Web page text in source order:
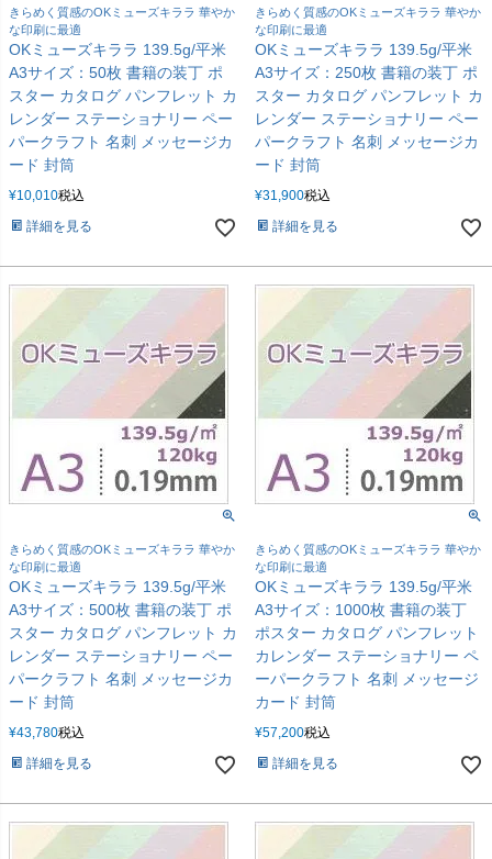
きらめく質感のOKミューズキララ 華やか
な印刷に最適
OKミューズキララ 139.5g/平米
A3サイズ：50枚 書籍の装丁 ポ
スター カタログ パンフレット カ
レンダー ステーショナリー ペー
パークラフト 名刺 メッセージカ
ード 封筒
¥10,010税込
詳細を見る
きらめく質感のOKミューズキララ 華やか
な印刷に最適
OKミューズキララ 139.5g/平米
A3サイズ：250枚 書籍の装丁 ポ
スター カタログ パンフレット カ
レンダー ステーショナリー ペー
パークラフト 名刺 メッセージカ
ード 封筒
¥31,900税込
詳細を見る
きらめく質感のOKミューズキララ 華やか
な印刷に最適
OKミューズキララ 139.5g/平米
A3サイズ：500枚 書籍の装丁 ポ
スター カタログ パンフレット カ
レンダー ステーショナリー ペー
パークラフト 名刺 メッセージカ
ード 封筒
¥43,780税込
詳細を見る
きらめく質感のOKミューズキララ 華やか
な印刷に最適
OKミューズキララ 139.5g/平米
A3サイズ：1000枚 書籍の装丁
ポスター カタログ パンフレット
カレンダー ステーショナリー ペ
ーパークラフト 名刺 メッセージ
カード 封筒
¥57,200税込
詳細を見る